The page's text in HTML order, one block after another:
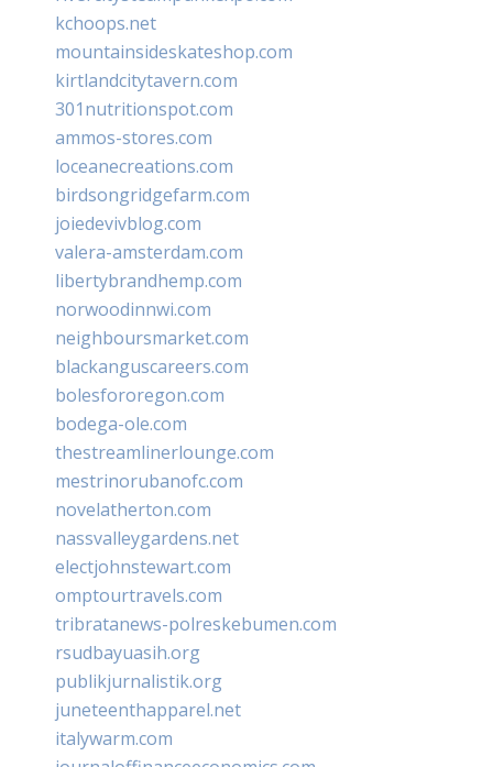
kchoops.net
mountainsideskateshop.com
kirtlandcitytavern.com
301nutritionspot.com
ammos-stores.com
loceanecreations.com
birdsongridgefarm.com
joiedevivblog.com
valera-amsterdam.com
libertybrandhemp.com
norwoodinnwi.com
neighboursmarket.com
blackanguscareers.com
bolesfororegon.com
bodega-ole.com
thestreamlinerlounge.com
mestrinorubanofc.com
novelatherton.com
nassvalleygardens.net
electjohnstewart.com
omptourtravels.com
tribratanews-polreskebumen.com
rsudbayuasih.org
publikjurnalistik.org
juneteenthapparel.net
italywarm.com